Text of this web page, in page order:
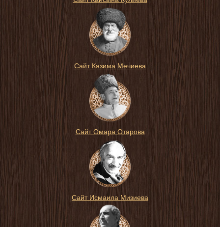
Сайт Кязима Мечиева
Сайт Омара Отарова
Сайт Исмаила Мизиева